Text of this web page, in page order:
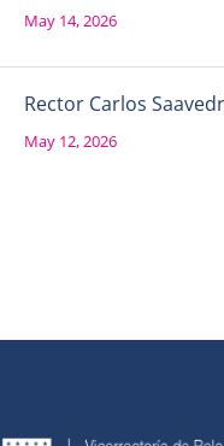
May 14, 2026
Rector Carlos
May 12, 2026